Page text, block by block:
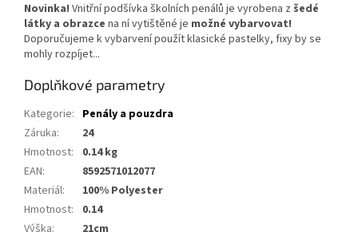
Novinka! Vnitřní podšívka školních penálů je vyrobena z šedé
látky a obrazce na ní vytištěné je možné vybarvovat!
Doporučujeme k vybarvení použít klasické pastelky, fixy by se
mohly rozpíjet...
Doplňkové parametry
Kategorie: Penály a pouzdra
Záruka:
24
Hmotnost:
0.14 kg
EAN:
8592571012077
Materiál:
100% Polyester
Hmotnost:
0.14